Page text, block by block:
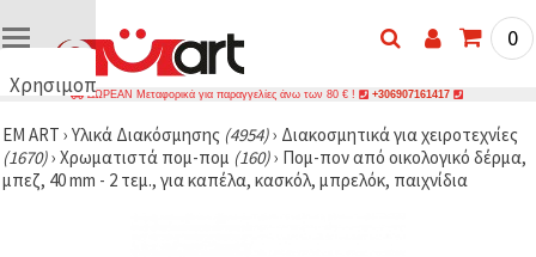
Χρησιμοποιούμε
🍪
Χρησιμοποιούμε
cookies και
0
ΔΩΡΕΑΝ Μεταφορικά για παραγγελίες άνω των 80 € ! +306907161417
EM ART › Υλικά Διακόσμησης (4954)› Διακοσμητικά για χειροτεχνίες
(1670)› Χρωματιστά πομ-πομ (160)› Πομ-πον από οικολογικό δέρμα,
μπεζ, 40 mm - 2 τεμ., για καπέλα, κασκόλ, μπρελόκ, παιχνίδια